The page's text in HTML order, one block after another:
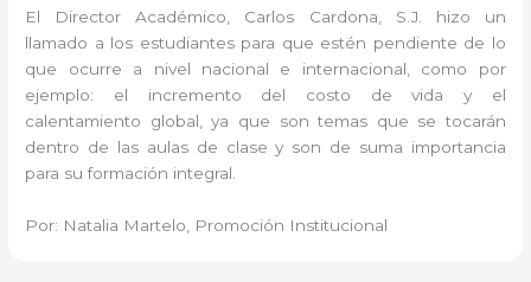
El Director Académico, Carlos Cardona, S.J. hizo un
llamado a los estudiantes para que estén pendiente de lo
que ocurre a nivel nacional e internacional, como por
ejemplo: el incremento del costo de vida y el
calentamiento global, ya que son temas que se tocarán
dentro de las aulas de clase y son de suma importancia
para su formación integral.
Por: Natalia Martelo, Promoción Institucional